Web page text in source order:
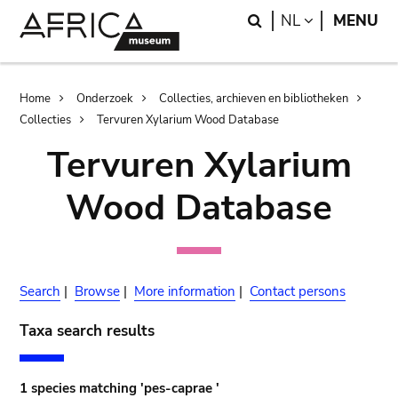
Search
NL LANGUAGE
MENU
Breadcrumb
Home Onderzoek
Collecties, archieven en bibliotheken
Collecties
Tervuren Xylarium Wood Database
Tervuren Xylarium
Wood Database
Search | Browse | More information | Contact persons
Taxa search results
1 species matching 'pes-caprae '